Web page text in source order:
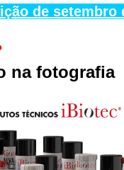
de setembro
na fotografia